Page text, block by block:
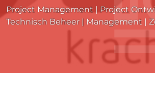
Project Management
Project
Technisch Beheer | Management